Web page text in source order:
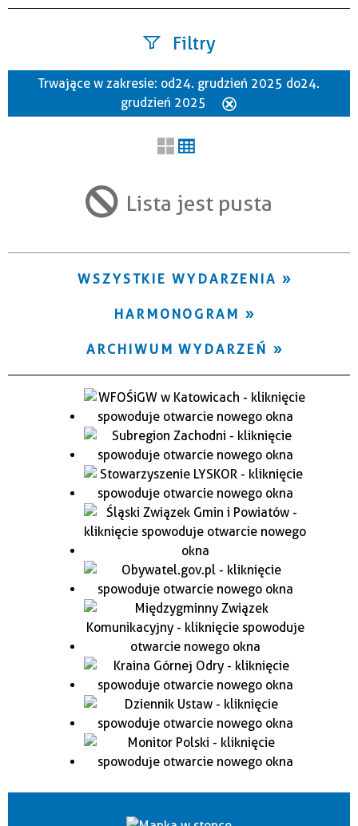
Filtry
Szukana fraza
Trwające w zakresie
Trwające w zakresie: od 24. grudzień 2025 do 24.
grudzień 2025
Lista jest pusta
WSZYSTKIE WYDARZENIA
HARMONOGRAM
ARCHIWUM WYDARZEŃ